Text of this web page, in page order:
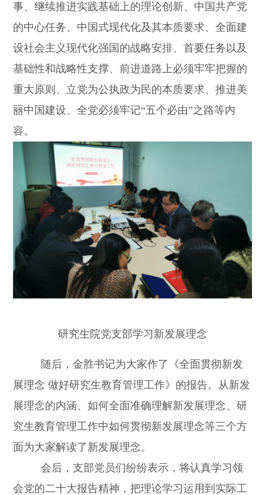
事、继续推进实践基础上的理论创新、中国共产党
的中心任务、中国式现代化及其本质要求、全面建
设社会主义现代化强国的战略安排、首要任务以及
基础性和战略性支撑、前进道路上必须牢牢把握的
重大原则、立党为公执政为民的本质要求、推进美
丽中国建设、全党必须牢记“五个必由”之路等内
容。
研究生院党支部学习新发展理念
随后，金胜书记为大家作了《全面贯彻新发
展理念 做好研究生教育管理工作》的报告。从新发
展理念的内涵、如何全面准确理解新发展理念、研
究生教育管理工作中如何贯彻新发展理念等三个方
面为大家解读了新发展理念。
会后，支部党员们纷纷表示，将认真学习领
会党的二十大报告精神，把理论学习运用到实际工